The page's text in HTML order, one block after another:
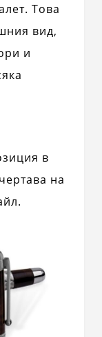
Това
вид,
и
в
на